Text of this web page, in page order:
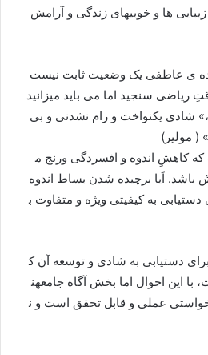
زيبايی ها و خوبیهای زندگی و آرامش
ی عاطفی يک وضعيت ثابت نيست
ریاضی سنجيد اما می بايد ميزانید
» شادی يکنواخت و رام نشدنی و بی
» ( مولیر )
که کاهشِ اندوه و افسردگی ورنج م
باشد. اَيا برچيده شدن بساط اندوه
دستيابی به کیفیتی ویژه و متفاوت ب
برای دستیابی به شادی و توسعه آن ک
با این احوال اما بخش آگاه جامعهن
عملی و قابل تحقق است و ن